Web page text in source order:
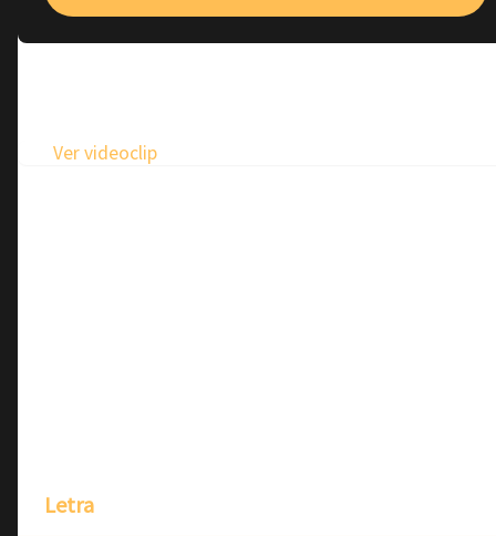
Ver videoclip
Letra